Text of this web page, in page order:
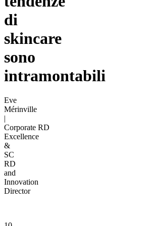
di
skincare
sono
intramontabili
Eve
Mérinville
|
Corporate RD
Excellence
&
SC
RD
and
Innovation
Director